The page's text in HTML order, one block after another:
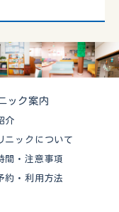
ック案内
介
ニックについて
間・注意事項
約・利用方法